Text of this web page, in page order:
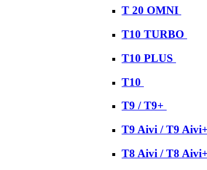
T 20 OMNI
T10 TURBO
T10 PLUS
T10
T9 / T9+
T9 Aivi / T9 Aivi+
T8 Aivi / T8 Aivi+